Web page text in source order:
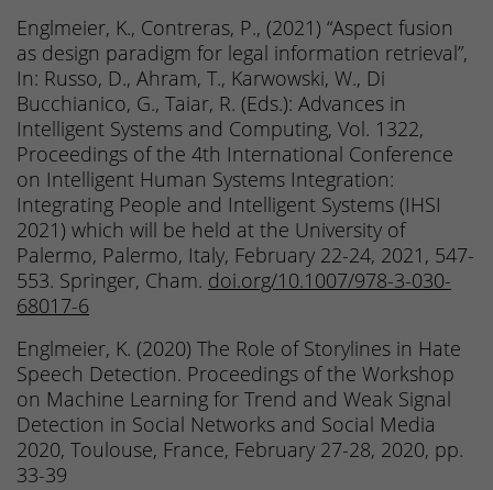
Englmeier, K., Contreras, P., (2021) “Aspect fusion
as design paradigm for legal information retrieval”,
In: Russo, D., Ahram, T., Karwowski, W., Di
Bucchianico, G., Taiar, R. (Eds.): Advances in
Intelligent Systems and Computing, Vol. 1322,
Proceedings of the 4th International Conference
on Intelligent Human Systems Integration:
Integrating People and Intelligent Systems (IHSI
2021) which will be held at the University of
Palermo, Palermo, Italy, February 22-24, 2021, 547-
553. Springer, Cham. doi.org/10.1007/978-3-030-
68017-6
Englmeier, K. (2020) The Role of Storylines in Hate
Speech Detection. Proceedings of the Workshop
on Machine Learning for Trend and Weak Signal
Detection in Social Networks and Social Media
2020, Toulouse, France, February 27-28, 2020, pp.
33-39